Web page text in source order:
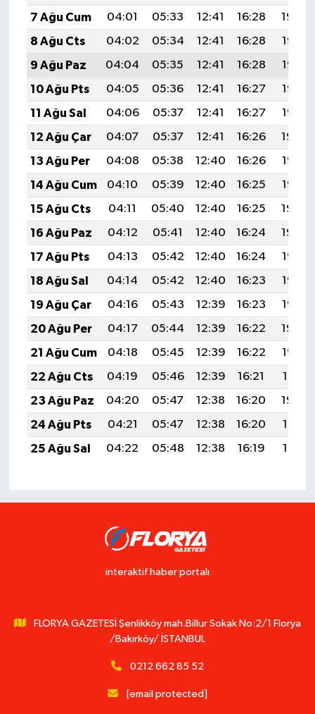
7 Ağu Cum
04:01 05:33 12:41 16:28
19:39
8 Ağu Cts
04:02 05:34 12:41 16:28
19:38
9 Ağu Paz
04:04 05:35 12:41 16:28
19:37
10 Ağu Pts
04:05 05:36 12:41 16:27
19:36
11 Ağu Sal
04:06 05:37 12:41 16:27
19:35
12 Ağu Çar
04:07 05:37 12:41 16:26
19:34
13 Ağu Per
04:08 05:38 12:40 16:26
19:33
14 Ağu Cum
04:10 05:39 12:40 16:25
19:32
15 Ağu Cts
04:11 05:40 12:40 16:25
19:30
16 Ağu Paz
04:12 05:41 12:40 16:24
19:29
17 Ağu Pts
04:13 05:42 12:40 16:24
19:28
18 Ağu Sal
04:14 05:42 12:40 16:23
19:27
19 Ağu Çar
04:16 05:43 12:39 16:23
19:25
20 Ağu Per
04:17 05:44 12:39 16:22
19:24
21 Ağu Cum
04:18 05:45 12:39 16:22
19:23
22 Ağu Cts
04:19 05:46 12:39 16:21
19:21
23 Ağu Paz
04:20 05:47 12:38 16:20
19:20
24 Ağu Pts
04:21 05:47 12:38 16:20
19:19
25 Ağu Sal
04:22 05:48 12:38 16:19 19:17
interaktif haber portalı
FLORYA GAZETESİ Şenlikköy mah.Billur Sokak No:2/1 Florya
/Bakırköy/ İSTANBUL
0212 662 85 52
[email protected]